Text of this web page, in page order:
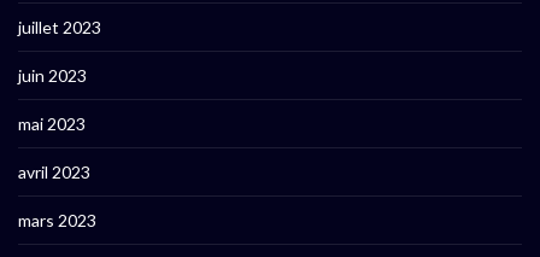
juillet 2023
juin 2023
mai 2023
avril 2023
mars 2023